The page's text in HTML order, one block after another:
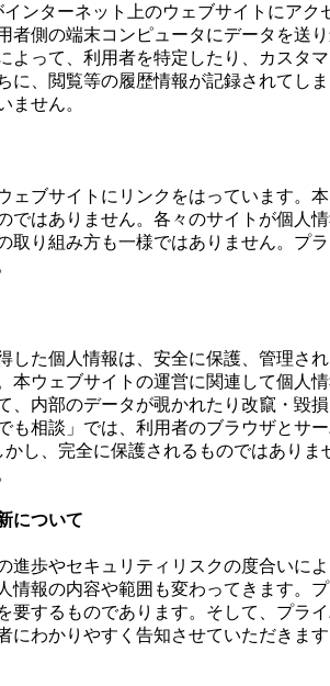
インターネット上のウェブサイトにア
者側の端末コンピュータにデータを送
よって、利用者を特定したり、カスタ
に、閲覧等の履歴情報が記録されてし
ません。
ェブサイトにリンクをはっています。
ではありません。各々のサイトが個人
取り組み方も一様ではありません。プ
した個人情報は、安全に保護、管理さ
本ウェブサイトの運営に関連して個人
、内部のデータが覗かれたり改竄・毀
も相談」では、利用者のブラウザとサ
かし、完全に保護されるものではあり
について
進歩やセキュリティリスクの度合いに
情報の内容や範囲も変わってきます。
要するものであります。そして、プラ
にわかりやすく告知させていただきます